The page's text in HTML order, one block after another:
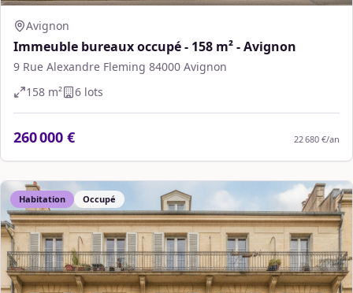
Avignon
Immeuble bureaux occupé - 158 m² - Avignon
9 Rue Alexandre Fleming 84000 Avignon
158 m² 6 lots
260 000 € 22 680 €/an
Habitation Occupé